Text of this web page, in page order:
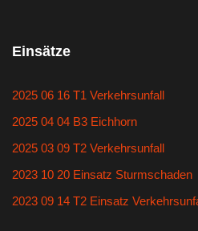
Einsätze
2025 06 16 T1 Verkehrsunfall
2025 04 04 B3 Eichhorn
2025 03 09 T2 Verkehrsunfall
2023 10 20 Einsatz Sturmschaden
2023 09 14 T2 Einsatz